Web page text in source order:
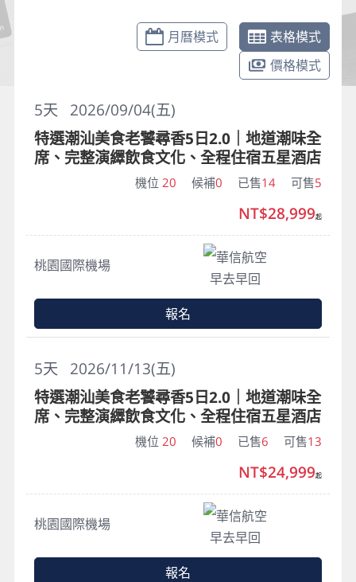
月曆模式
表格模式
價格模式
2026/09/04(五)
5天
特選潮汕美食老饕尋香5日2.0｜地道潮味全
席、完整演繹飲食文化、全程住宿五星酒店
機位 20 候補0 已售14 可售5
桃園國際機場
華信航空
早去早回
NT$28,999起
報名
2026/11/13(五)
5天
特選潮汕美食老饕尋香5日2.0｜地道潮味全
席、完整演繹飲食文化、全程住宿五星酒店
機位 20 候補0 已售6 可售13
桃園國際機場
華信航空
早去早回
NT$24,999起
報名